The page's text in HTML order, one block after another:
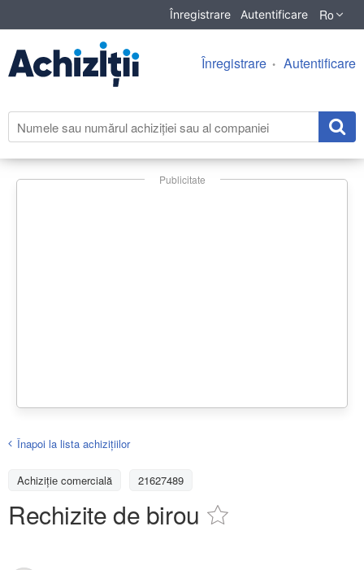
Înregistrare Autentificare Ro
Înregistrare Autentificare
Publicitate
Înapoi la lista achiziţiilor
Achizițiе comercială 21627489
Rechizite de birou